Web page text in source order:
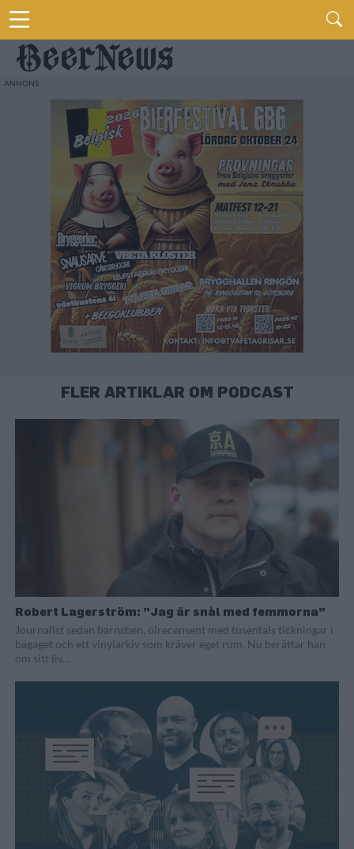
FLER ARTIKLAR OM PODCAST
Robert Lagerström: ”Jag är snål med femmorna”
Journalist sedan barnsben, ölrecensent med tusentals tickningar i
bagaget och ett vinylarkiv som kräver eget rum. Nu berättar han
om sitt liv...